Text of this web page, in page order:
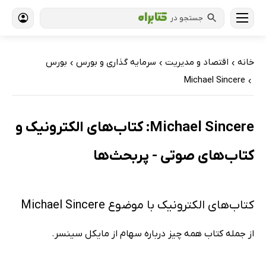
جستجو در
خانه › اقتصاد و مدیریت › سرمایه گذاری و بورس › بورس
›
Michael Sincere
Michael Sincere: کتاب‌های الکترونیک و
کتاب‌های صوتی - پربحث‌ها
کتاب‌های الکترونیک با موضوع Michael Sincere
از جمله کتاب همه چیز درباره سهام از مایکل سینسر.